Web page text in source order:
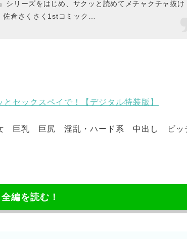
シリーズをはじめ、サクッと読めてメチャクチャ抜け
倉さくさく1stコミック…
セックスペイで！【デジタル特装版】
巨乳 巨尻 淫乱・ハード系 中出し ビ
全編を読む！